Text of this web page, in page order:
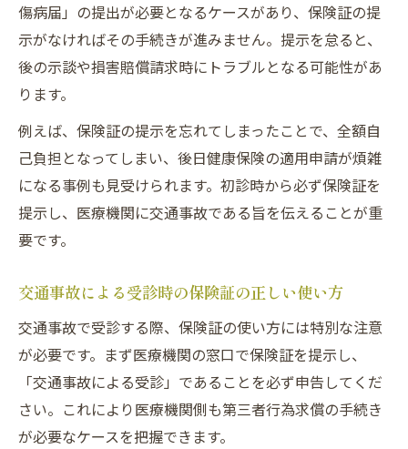
傷病届」の提出が必要となるケースがあり、保険証の提
示がなければその手続きが進みません。提示を怠ると、
後の示談や損害賠償請求時にトラブルとなる可能性があ
ります。
例えば、保険証の提示を忘れてしまったことで、全額自
己負担となってしまい、後日健康保険の適用申請が煩雑
になる事例も見受けられます。初診時から必ず保険証を
提示し、医療機関に交通事故である旨を伝えることが重
要です。
交通事故による受診時の保険証の正しい使い方
交通事故で受診する際、保険証の使い方には特別な注意
が必要です。まず医療機関の窓口で保険証を提示し、
「交通事故による受診」であることを必ず申告してくだ
さい。これにより医療機関側も第三者行為求償の手続き
が必要なケースを把握できます。